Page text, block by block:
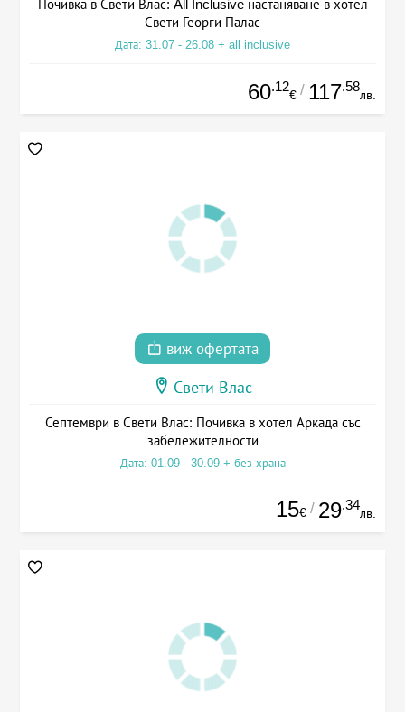
Почивка в Свети Влас: All Inclusive настаняване в хотел
Свети Георги Палас
Дата: 31.07 - 26.08 + all inclusive
60.12
€ / 117.58
лв.
виж офертата
Свети Влас
Септември в Свети Влас: Почивка в хотел Аркада със
забележителности
Дата: 01.09 - 30.09 + без храна
15€ / 29.34
лв.